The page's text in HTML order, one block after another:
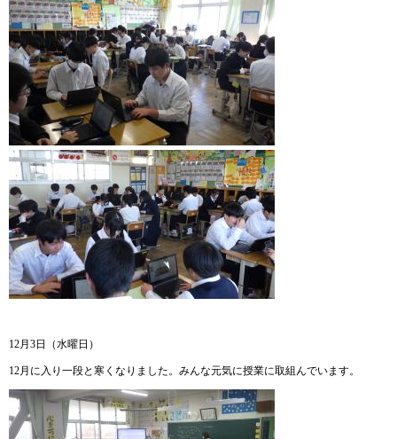
12月3日（水曜日）
12月に入り一段と寒くなりました。みんな元気に授業に取組んでいます。